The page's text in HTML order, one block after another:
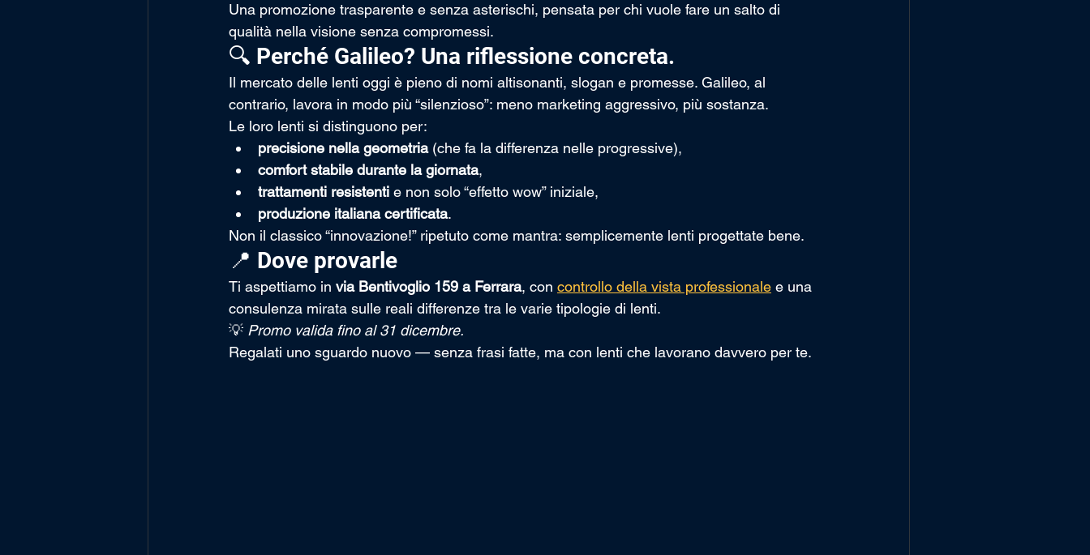
Una promozione trasparente e senza asterischi, pensata per chi vuole fare un salto di
qualità nella visione senza compromessi.
🔍 Perché Galileo? Una riflessione concreta.
Il mercato delle lenti oggi è pieno di nomi altisonanti, slogan e promesse. Galileo, al
contrario, lavora in modo più “silenzioso”: meno marketing aggressivo, più sostanza.
Le loro lenti si distinguono per:
precisione nella geometria (che fa la differenza nelle progressive),
comfort stabile durante la giornata,
trattamenti resistenti e non solo “effetto wow” iniziale,
produzione italiana certificata.
Non il classico “innovazione!” ripetuto come mantra: semplicemente lenti progettate bene.
📍 Dove provarle
Ti aspettiamo in via Bentivoglio 159 a Ferrara, con controllo della vista professionale e una
consulenza mirata sulle reali differenze tra le varie tipologie di lenti.
💡 Promo valida fino al 31 dicembre.
Regalati uno sguardo nuovo — senza frasi fatte, ma con lenti che lavorano davvero per te.